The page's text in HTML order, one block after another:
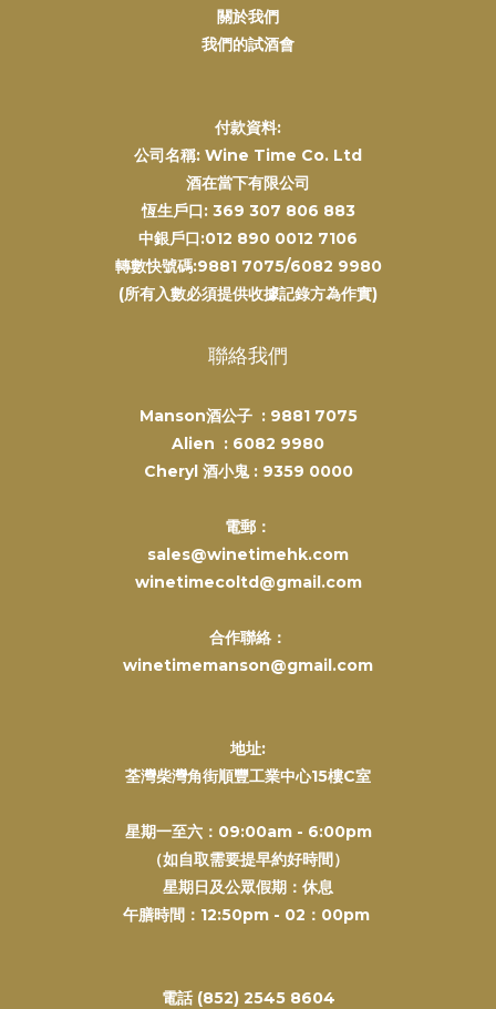
關於我們
我們的試酒會
付款資料:
公司名稱: Wine Time Co. Ltd
酒在當下有限公司
恆生戶口: 369 307 806 883
中銀戶口:012 890 0012 7106
轉數快號碼:9881 7075/6082 9980
(所有入數必須提供收據記錄方為作實)
聯絡我們
Manson酒公子 : 9881 7075
Alien : 6082 9980
Cheryl 酒小鬼 : 9359 0000
電郵：
sales@winetimehk.com
winetimecoltd@gmail.com
合作聯絡：
winetimemanson@gmail.com
地址:
荃灣柴灣角街順豐工業中心15樓C室
星期一至六：09:00am - 6:00pm
（如自取需要提早約好時間）
星期日及公眾假期：休息
午膳時間：12:50pm - 02：00pm
電話 (852) 2545 8604